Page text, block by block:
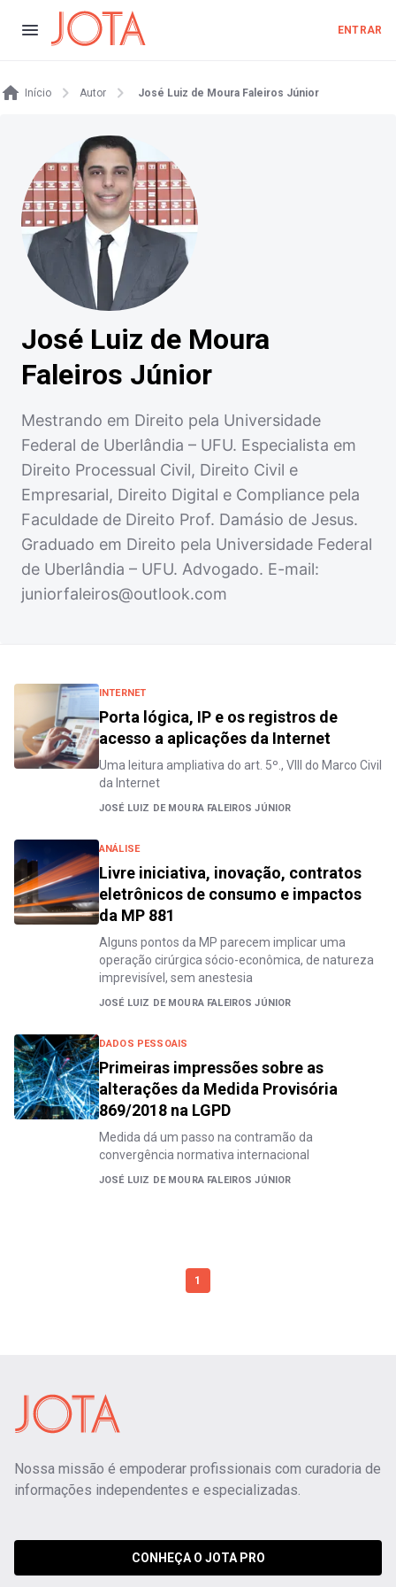
ENTRAR
Início Autor José Luiz de Moura Faleiros Júnior
José Luiz de Moura
Faleiros Júnior
Mestrando em Direito pela Universidade
Federal de Uberlândia – UFU. Especialista em
Direito Processual Civil, Direito Civil e
Empresarial, Direito Digital e Compliance pela
Faculdade de Direito Prof. Damásio de Jesus.
Graduado em Direito pela Universidade Federal
de Uberlândia – UFU. Advogado. E-mail:
juniorfaleiros@outlook.com
INTERNET
Porta lógica, IP e os registros de
acesso a aplicações da Internet
Uma leitura ampliativa do art. 5º., VIII do Marco Civil
da Internet
JOSÉ LUIZ DE MOURA FALEIROS JÚNIOR
ANÁLISE
Livre iniciativa, inovação, contratos
eletrônicos de consumo e impactos
da MP 881
Alguns pontos da MP parecem implicar uma
operação cirúrgica sócio-econômica, de natureza
imprevisível, sem anestesia
JOSÉ LUIZ DE MOURA FALEIROS JÚNIOR
DADOS PESSOAIS
Primeiras impressões sobre as
alterações da Medida Provisória
869/2018 na LGPD
Medida dá um passo na contramão da
convergência normativa internacional
JOSÉ LUIZ DE MOURA FALEIROS JÚNIOR
1
Nossa missão é empoderar profissionais com curadoria de
informações independentes e especializadas.
CONHEÇA O JOTA PRO